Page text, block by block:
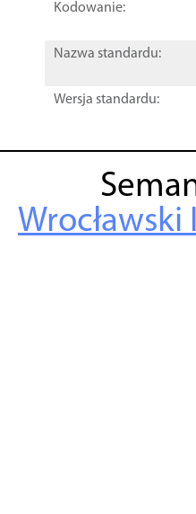
Kodowanie:
Nazwa standardu:
Wersja standardu: